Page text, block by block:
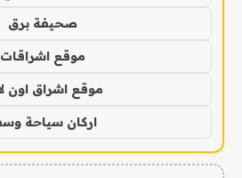
صحيفة برق
موقع اشراقات
موقع اشراق اون
اركان سياحة